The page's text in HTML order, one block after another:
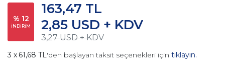
% 12
İNDİRİM
3,27 USD + KDV
2,85 USD + KDV
163,47 TL
61,68 TL'den başlayan taksit seçenekleri için tıklayın.